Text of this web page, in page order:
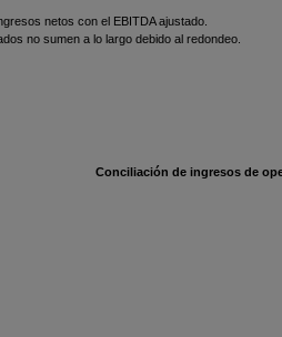
netos con el EBITDA ajustado.
no sumen a lo largo debido al redondeo.
Conciliación de ingresos de